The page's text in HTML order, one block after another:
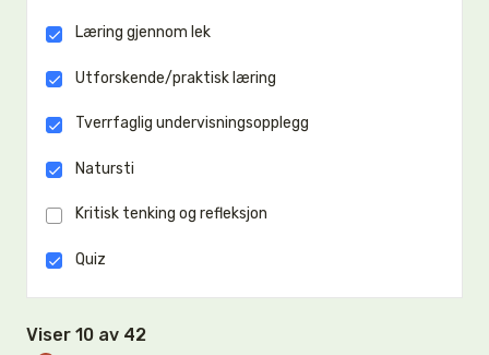
Læring gjennom lek
Utforskende/praktisk læring
Tverrfaglig undervisningsopplegg
Natursti
Kritisk tenking og refleksjon
Quiz
Viser 10 av 42